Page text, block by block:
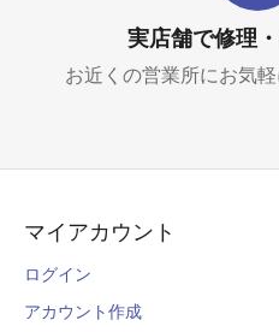
実店舗で修理
お近くの営業所にお気軽
マイアカウント
ログイン
アカウント作成